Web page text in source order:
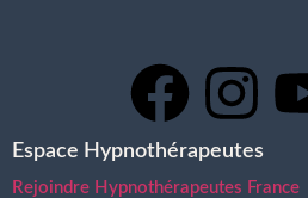
Espace Hypnothérapeutes
Rejoindre Hypnothérapeutes France